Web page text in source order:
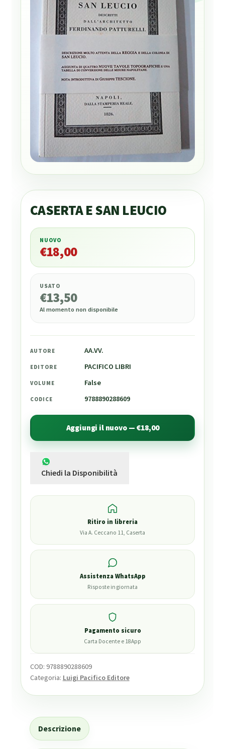
CASERTA E SAN LEUCIO
18,00
NUOVO
€18,00
USATO
€13,50
Al momento non disponibile
AUTORE AA.VV.
EDITORE PACIFICO LIBRI
VOLUME False
CODICE 9788890288609
Aggiungi il nuovo — €18,00
Chiedi la Disponibilità
Ritiro in libreria
Via A. Ceccano 11, Caserta
Assistenza WhatsApp
Risposte in giornata
Pagamento sicuro
Carta Docente e 18App
COD: 9788890288609
Categoria: Luigi Pacifico Editore
Descrizione